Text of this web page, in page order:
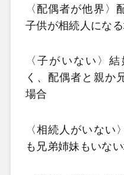
〈配偶者が他界〉
子供が相続人にな
〈子がいない〉
く、配偶者と親か
場合
〈相続人がいない
も兄弟姉妹もいな